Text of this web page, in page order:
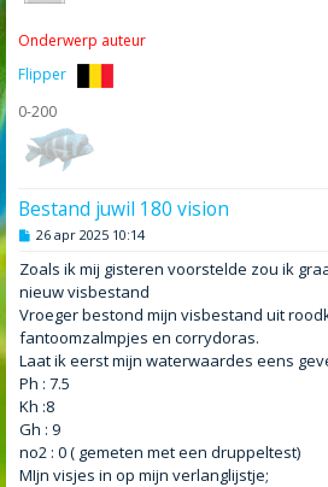
Onderwerp auteur
Flipper
0-200
Bestand juwil 180 vision
B
r
i
c
h
26 apr 2025 10:14
Zoals ik mij gisteren voorstelde zou ik
nieuw visbestand
Vroeger bestond mijn visbestand uit
fantoomzalmpjes en corrydoras.
Laat ik eerst mijn waterwaardes eens
Ph : 7.5
Kh :8
Gh : 9
no2 : 0 ( gemeten met een druppeltest)
MIjn visjes in op mijn verlanglijstje;